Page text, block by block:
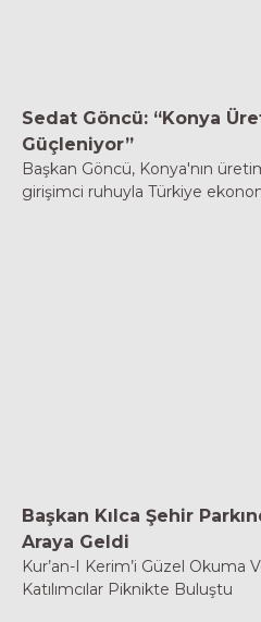
Sedat Göncü: “Konya
Güçleniyor”
Başkan Göncü, Konya'nın
girişimci ruhuyla Türkiye
Başkan Kılca Şehir
Araya Geldi
Kur’an-I Kerim’i Güzel Okuma
Katılımcılar Piknikte Buluştu